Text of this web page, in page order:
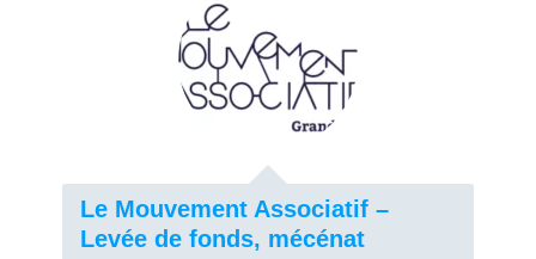
Le Mouvement Associatif –
Levée de fonds, mécénat